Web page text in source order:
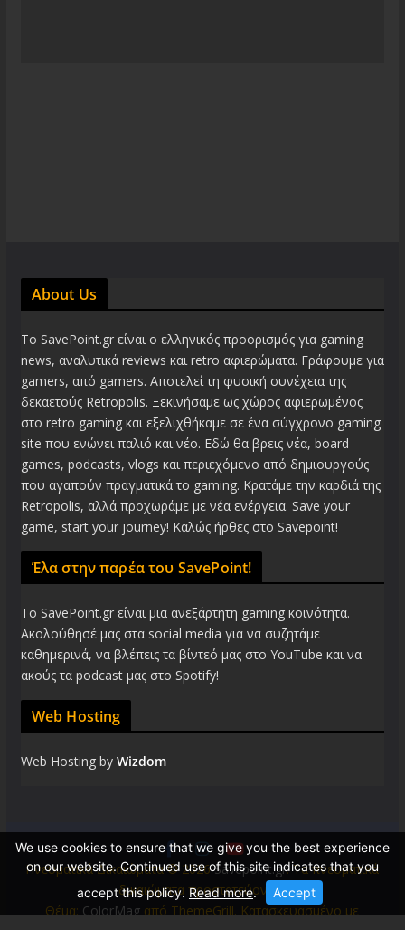
About Us
Το SavePoint.gr είναι ο ελληνικός προορισμός για gaming
news, αναλυτικά reviews και retro αφιερώματα. Γράφουμε για
gamers, από gamers. Αποτελεί τη φυσική συνέχεια της
δεκαετούς Retropolis. Ξεκινήσαμε ως χώρος αφιερωμένος
στο retro gaming και εξελιχθήκαμε σε ένα σύγχρονο gaming
site που ενώνει παλιό και νέο. Εδώ θα βρεις νέα, board
games, podcasts, vlogs και περιεχόμενο από δημιουργούς
που αγαπούν πραγματικά το gaming. Κρατάμε την καρδιά της
Retropolis, αλλά προχωράμε με νέα ενέργεια. Save your
game, start your journey! Καλώς ήρθες στο Savepoint!
Έλα στην παρέα του SavePoint!
Το SavePoint.gr είναι μια ανεξάρτητη gaming κοινότητα.
Ακολούθησέ μας στα social media για να συζητάμε
καθημερινά, να βλέπεις τα βίντεό μας στο YouTube και να
ακούς τα podcast μας στο Spotify!
Web Hosting
Web Hosting by Wizdom
Πνευματικά Δικαιώματα © 2026Savepoint.gr. Τα πνευματικά
δικαιώματα προστατεύονται.
Θέμα:ColorMagαπό ThemeGrill. Κατασκευασμένο με
We use cookies to ensure that we give you the best experience
on our website. Continued use of this site indicates that you
accept this policy.Read more. Accept